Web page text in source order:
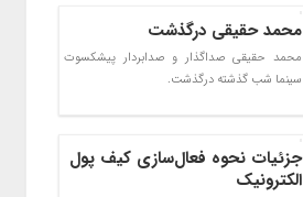
محمد حقیقی درگذشت
محمد حقیقی صداگذار و صدابردار پیشکسوت
سینما شب گذشته درگذشت.
جزئیات نحوه فعال‌سازی کیف پول
الکترونیک